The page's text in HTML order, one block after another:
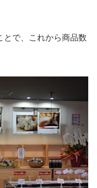
とで、これから商品数